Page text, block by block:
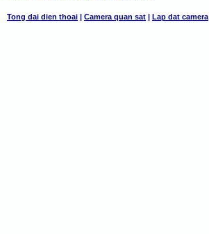
Tong dai dien thoai | Camera quan sat | Lap dat camera